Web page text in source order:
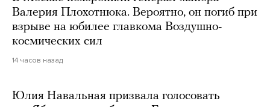
Валерия Плохотнюка. Вероятно, он погиб при
взрыве на юбилее главкома Воздушно-
космических сил
14 часов назад
Юлия Навальная призвала голосовать